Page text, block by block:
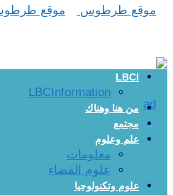
LBCI
LBCInformation
من هنا وهناك
مجتمع
علم وعلوم
معلومات
علوم الفضاء
علوم وتكنولوجيا